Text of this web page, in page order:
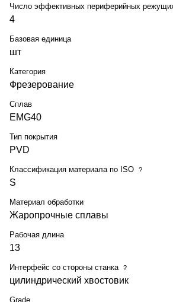
Число эффективных периферийных
4
Базовая единица
шт
Категория
Фрезерование
Сплав
EMG40
Тип покрытия
PVD
Классификация материала по ISO ?
S
Материал обработки
Жаропрочные сплавы
Рабочая длина
13
Интерфейс со стороны станка ?
цилиндрический хвостовик
Grade